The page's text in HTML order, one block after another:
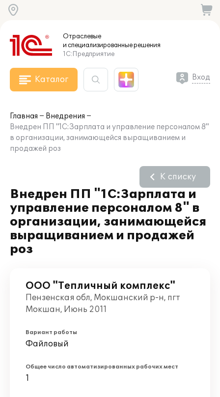
Отраслевые
и специализированныерешения
1С:Предприятие
Каталог Вход
Главная
Внедрения
Внедрен ПП "1С:Зарплата и управление персоналом 8"
в организации, занимающейся выращиванием и
продажей роз
Внедрен ПП "1С:Зарплата и
управление персоналом 8" в
организации, занимающейся
выращиванием и продажей
роз
К списку
ООО "Тепличный комплекс"
Пензенская обл, Мокшанский р-н, пгт
Мокшан, Июнь 2011
Вариант работы
Файловый
Общее число автоматизированных рабочих мест
1